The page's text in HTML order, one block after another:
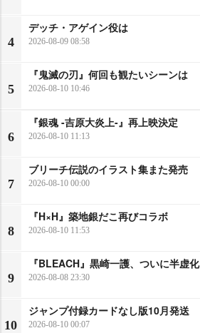
4
デッチ・アゲイン役は
2026-08-09 08:58
5
『鬼滅の刃』何回も観たいシーンは
2026-08-10 10:46
6
『銀魂 -吉原大炎上-』再上映決定
2026-08-10 11:13
7
ブリーチ伝説のイラスト集また発売
2026-08-10 00:00
8
『H×H』築地銀だこ再びコラボ
2026-08-10 11:53
9
『BLEACH』黒崎一護、ついに半虚化
2026-08-08 23:30
10
ジャンプ付録カードなし版10月発送
2026-08-10 00:07